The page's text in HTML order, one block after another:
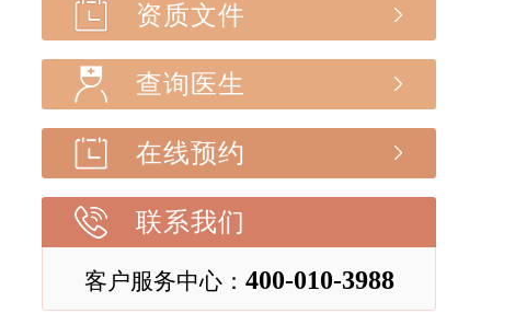
资质文件
查询医生
在线预约
联系我们
客户服务中心： 400-010-3988